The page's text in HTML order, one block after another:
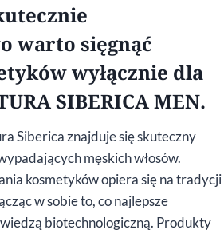
warto sięgnąć
wyłącznie dla
SIBERICA MEN.
Siberica znajduje się skuteczny
męskich włosów.
kosmetyków opiera się na tradycji
w sobie to, co najlepsze
biotechnologiczną. Produkty